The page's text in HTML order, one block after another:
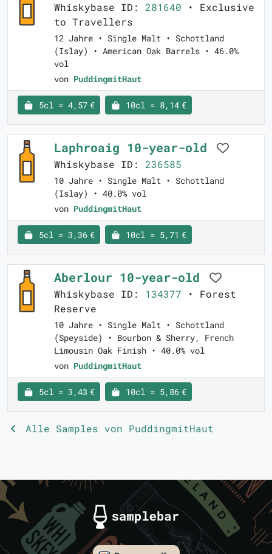
Whiskybase ID: 281640 • Exclusive
to Travellers
12 Jahre • Single Malt • Schottland
(Islay) • American Oak Barrels • 46.0%
vol
von PuddingmitHaut
5cl = 4,57 € 10cl = 8,14 €
Laphroaig 10-year-old
Whiskybase ID: 236585
10 Jahre • Single Malt • Schottland
(Islay) • 40.0% vol
von PuddingmitHaut
5cl = 3,36 € 10cl = 5,71 €
Aberlour 10-year-old
Whiskybase ID: 134377 • Forest
Reserve
10 Jahre • Single Malt • Schottland
(Speyside) • Bourbon & Sherry, French
Limousin Oak Finish • 40.0% vol
von PuddingmitHaut
5cl = 3,43 € 10cl = 5,86 €
Alle Samples von PuddingmitHaut